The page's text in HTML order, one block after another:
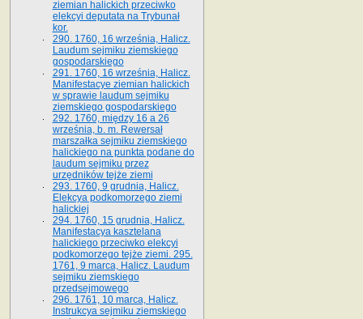
ziemian halickich przeciwko
elekcyi deputata na Trybunał
kor.
290. 1760, 16 września, Halicz.
Laudum sejmiku ziemskiego
gospodarskiego
291. 1760, 16 września, Halicz.
Manifestacye ziemian halickich
w sprawie laudum sejmiku
ziemskiego gospodarskiego
292. 1760, między 16 a 26
września, b. m. Rewersał
marszałka sejmiku ziemskiego
halickiego na punkta podane do
laudum sejmiku przez
urzędników tejże ziemi
293. 1760, 9 grudnia, Halicz.
Elekcya podkomorzego ziemi
halickiej
294. 1760, 15 grudnia, Halicz.
Manifestacya kasztelana
halickiego przeciwko elekcyi
podkomorzego tejże ziemi. 295.
1761, 9 marca, Halicz. Laudum
sejmiku ziemskiego
przedsejmowego
296. 1761, 10 marca, Halicz.
Instrukcya sejmiku ziemskiego